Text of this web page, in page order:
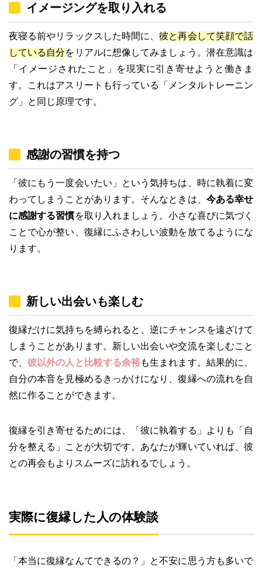
イメージングを取り入れる
夜寝る前やリラックスした時間に、彼と再会して笑顔で話
している自分をリアルに想像してみましょう。潜在意識は
「イメージされたこと」を現実に引き寄せようと働きま
す。これはアスリートも行っている「メンタルトレーニン
グ」と同じ原理です。
感謝の習慣を持つ
「彼にもう一度会いたい」という気持ちは、時に執着に変
わってしまうことがあります。そんなときは、 今ある幸せ
に感謝する習慣を取り入れましょう。小さな喜びに気づく
ことで心が整い、復縁にふさわしい波動を放てるようにな
ります。
新しい出会いも楽しむ
復縁だけに気持ちを縛られると、逆にチャンスを遠ざけて
しまうことがあります。新しい出会いや交流を楽しむこと
で、彼以外の人と比較する余裕も生まれます。結果的に、
自分の本音を見極めるきっかけになり、復縁への流れを自
然に作ることができます。
復縁を引き寄せるためには、「彼に執着する」よりも「自
分を整える」ことが大切です。あなたが輝いていれば、彼
との再会もよりスムーズに訪れるでしょう。
実際に復縁した人の体験談
「本当に復縁なんてできるの？」と不安に思う方も多いで